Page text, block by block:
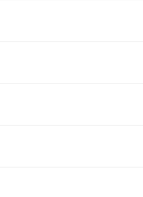
另外，还有的是能让你在完成特定
，游戏也会揭开他的财富密码，那就是同